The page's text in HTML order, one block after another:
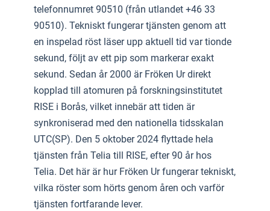
telefonnumret 90510 (från utlandet +46 33
90510). Tekniskt fungerar tjänsten genom att
en inspelad röst läser upp aktuell tid var tionde
sekund, följt av ett pip som markerar exakt
sekund. Sedan år 2000 är Fröken Ur direkt
kopplad till atomuren på forskningsinstitutet
RISE i Borås, vilket innebär att tiden är
synkroniserad med den nationella tidsskalan
UTC(SP). Den 5 oktober 2024 flyttade hela
tjänsten från Telia till RISE, efter 90 år hos
Telia. Det här är hur Fröken Ur fungerar tekniskt,
vilka röster som hörts genom åren och varför
tjänsten fortfarande lever.